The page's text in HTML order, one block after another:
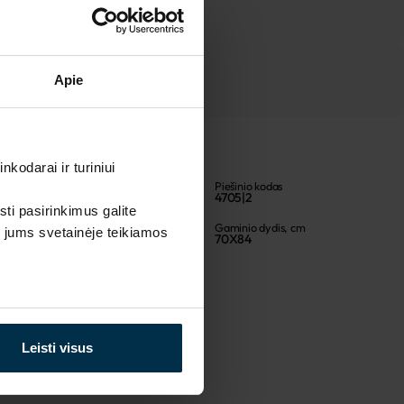
Apie
ir turiniui
pasirinkimus galite
svetainėje teikiamos
Leisti visus
Piešinio kodas
4705|2
Spalva
Marga
Gaminio dydis, cm
70X84